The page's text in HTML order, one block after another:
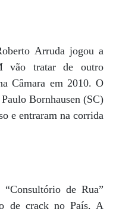
Arruda jogou a
vão tratar de outro
Câmara em 2010. O
Bornhausen (SC)
e entraram na corrida
de Rua”
de crack no País. A